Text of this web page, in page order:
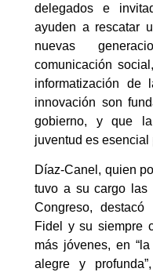
delegados e
ayuden a rescatar
nuevas
comunicación
informatización
innovación son
gobierno, y que
juventud es esencial
Díaz-Canel, quien
tuvo a su cargo las
Congreso,
Fidel y su siempre
más jóvenes, en
alegre y